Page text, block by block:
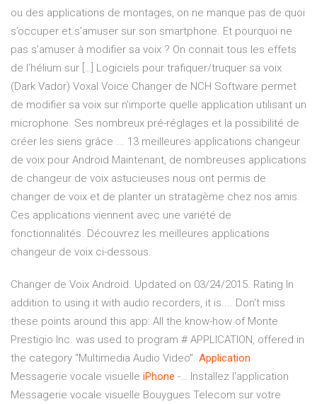
ou des applications de montages, on ne manque pas de quoi
s’occuper et s’amuser sur son smartphone. Et pourquoi ne
pas s’amuser à modifier sa voix ? On connait tous les effets
de l’hélium sur […] Logiciels pour trafiquer/truquer sa voix
(Dark Vador) Voxal Voice Changer de NCH Software permet
de modifier sa voix sur n'importe quelle application utilisant un
microphone. Ses nombreux pré-réglages et la possibilité de
créer les siens grâce ... 13 meilleures applications changeur
de voix pour Android Maintenant, de nombreuses applications
de changeur de voix astucieuses nous ont permis de
changer de voix et de planter un stratagème chez nos amis.
Ces applications viennent avec une variété de
fonctionnalités. Découvrez les meilleures applications
changeur de voix ci-dessous.
Changer de Voix Android. Updated on 03/24/2015. Rating In
addition to using it with audio recorders, it is.... Don't miss
these points around this app: All the know-how of Monte
Prestigio Inc. was used to program # APPLICATION, offered in
the category "Multimedia Audio Video". Application
Messagerie vocale visuelle iPhone -… Installez l'application
Messagerie vocale visuelle Bouygues Telecom sur votre